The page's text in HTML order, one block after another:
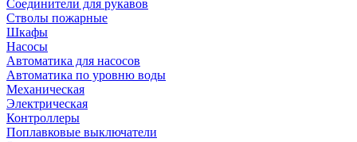
Соединители для рукавов
Стволы пожарные
Шкафы
Насосы
Автоматика для насосов
Автоматика по уровню воды
Механическая
Электрическая
Контроллеры
Поплавковые выключатели